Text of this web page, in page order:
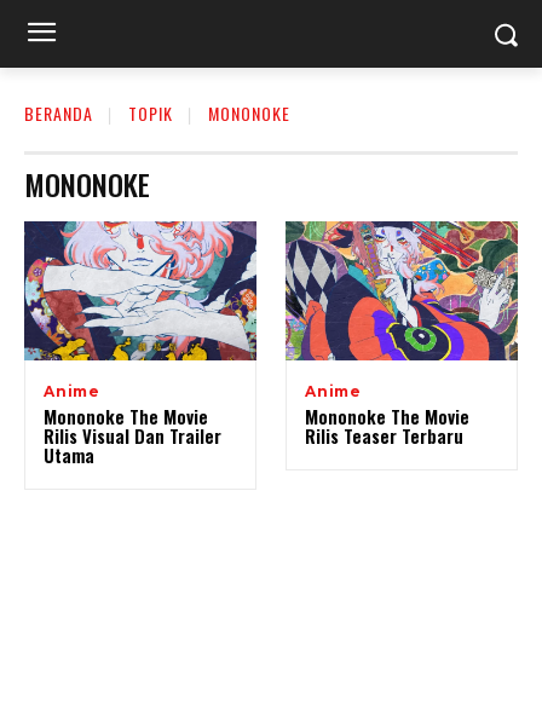
BERANDA TOPIK MONONOKE
MONONOKE
Anime
Mononoke The Movie
Rilis Visual Dan Trailer
Utama
Anime
Mononoke The Movie
Rilis Teaser Terbaru